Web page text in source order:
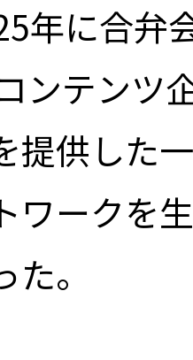
年に合弁
ンテンツ
提供した
ワークを
。